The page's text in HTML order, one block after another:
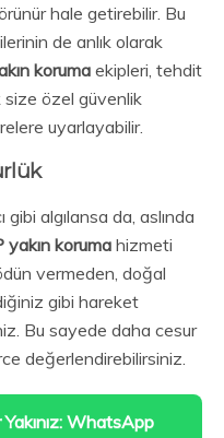
hale getirebilir. Bu
de anlık olarak
koruma ekipleri, tehdit
size özel güvenlik
uyarlayabilir.
gibi algılansa da, aslında
yakın koruma hizmeti
vermeden, doğal
gibi hareket
Bu sayede daha cesur
değerlendirebilirsiniz.
WhatsApp